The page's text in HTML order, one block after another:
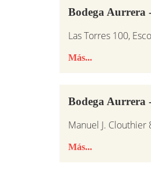
Bodega Aurrera
Las Torres 100,
Más...
Bodega Aurrera
Manuel J. Clouthier
Más...